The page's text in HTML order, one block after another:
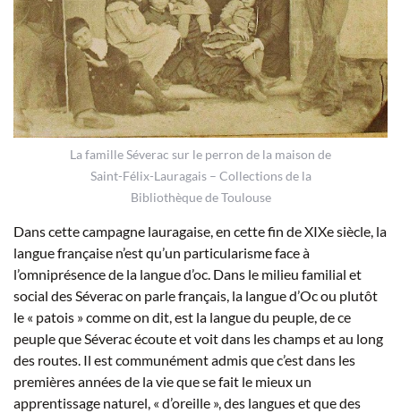
La famille Séverac sur le perron de la maison de
Saint-Félix-Lauragais – Collections de la
Bibliothèque de Toulouse
Dans cette campagne lauragaise, en cette fin de XIXe siècle, la
langue française n’est qu’un particularisme face à
l’omniprésence de la langue d’oc. Dans le milieu familial et
social des Séverac on parle français, la langue d’Oc ou plutôt
le « patois » comme on dit, est la langue du peuple, de ce
peuple que Séverac écoute et voit dans les champs et au long
des routes. Il est communément admis que c’est dans les
premières années de la vie que se fait le mieux un
apprentissage naturel, « d’oreille », des langues et que des